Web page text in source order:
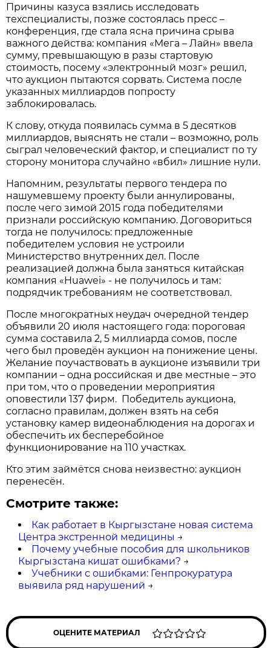
Причины казуса взялись исследовать
техспециалисты, позже состоялась пресс –
конференция, где стала ясна причина срыва
важного действа: компания «Мега – Лайн» ввела
сумму, превышающую в разы стартовую
стоимость, посему «электронный мозг» решил,
что аукцион пытаются сорвать. Система после
указанных миллиардов попросту
заблокировалась.
К слову, откуда появилась сумма в 5 десятков
миллиардов, выяснять не стали – возможно, роль
сыграл человеческий фактор, и специалист по ту
сторону монитора случайно «вбил» лишние нули.
Напомним, результаты первого тендера по
нашумевшему проекту были аннулированы,
после чего зимой 2015 года победителями
признали российскую компанию. Договориться
тогда не получилось: предложенные
победителем условия не устроили
Министерство внутренних дел. После
реализацией должна была заняться китайская
компания «Huawei» - не получилось и там:
подрядчик требованиям не соответствовал.
После многократных неудач очередной тендер
объявили 20 июля настоящего года: пороговая
сумма составила 2, 5 миллиарда сомов, после
чего был проведён аукцион на понижение цены.
Желание поучаствовать в аукционе изъявили три
компании – одна российская и две местные – это
при том, что о проведении мероприятия
оповестили 137 фирм. Победитель аукциона,
согласно правилам, должен взять на себя
установку камер видеонаблюдения на дорогах и
обеспечить их бесперебойное
функционирование на 110 участках.
Кто этим займётся снова неизвестно: аукцион
перенесён.
Смотрите также:
Как работает в Кыргызстане новая система
Центра экстренной медицины →
Почему учебные пособия для школьников
Кыргызстана кишат ошибками? →
Учебники с ошибками: Генпрокуратура
выявила ряд нарушений →
ОЦЕНИТЕ МАТЕРИАЛ